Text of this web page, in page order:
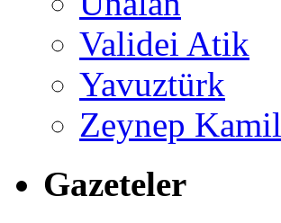
Validei Atik
Yavuztürk
Zeynep Kamil
Gazeteler